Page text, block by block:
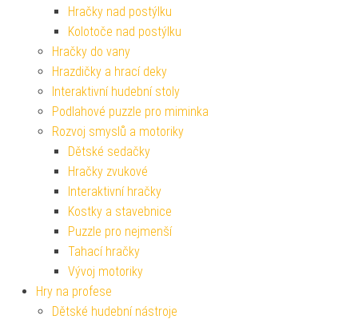
Hračky nad postýlku
Kolotoče nad postýlku
Hračky do vany
Hrazdičky a hrací deky
Interaktivní hudební stoly
Podlahové puzzle pro miminka
Rozvoj smyslů a motoriky
Dětské sedačky
Hračky zvukové
Interaktivní hračky
Kostky a stavebnice
Puzzle pro nejmenší
Tahací hračky
Vývoj motoriky
Hry na profese
Dětské hudební nástroje